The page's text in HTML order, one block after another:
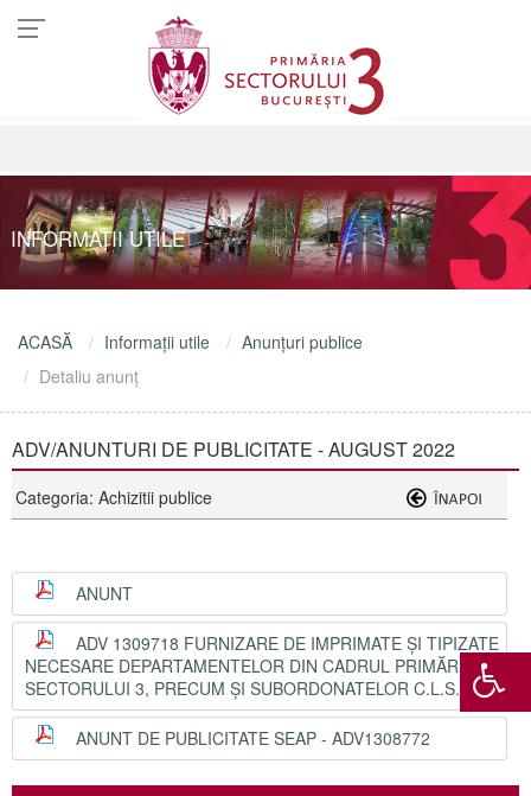
INFORMAŢII UTILE
ACASĂ Informaţii utile
Anunţuri publice
Detaliu anunţ
ADV/ANUNTURI DE PUBLICITATE - AUGUST 2022
Categoria: Achizitii publice
ANUNT
ADV 1309718 FURNIZARE DE IMPRIMATE ȘI TIPIZATE
NECESARE DEPARTAMENTELOR DIN CADRUL PRIMĂRIEI
SECTORULUI 3, PRECUM ȘI SUBORDONATELOR C.L.S. 3
ANUNT DE PUBLICITATE SEAP - ADV1308772